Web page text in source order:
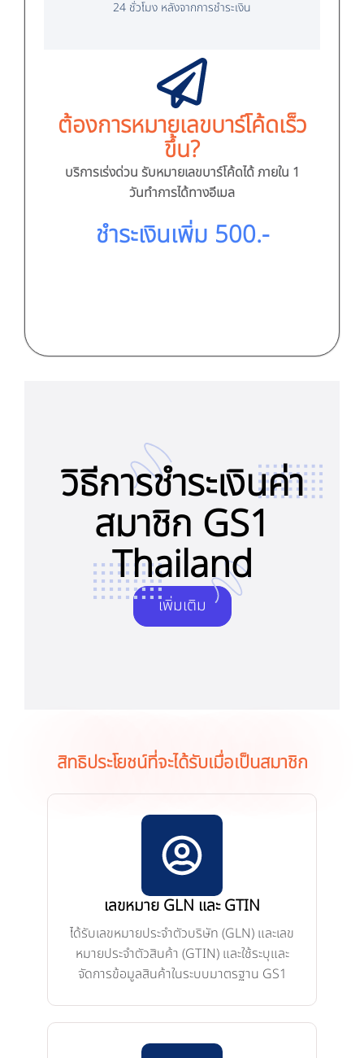
ต้องการหมายเลขบาร์โค้ดเร็ว
ขึ้น?
บริการเร่งด่วน รับหมายเลขบาร์โค้ดได้ภายใน 1
วันทำการได้ทางอีเมล
ชำระเงินเพิ่ม 500.-
24 ชั่วโมง หลังจากการชำระเงิน
วิธีการชำระเงินค่า
สมาชิก GS1
Thailand
เพิ่มเติม
สิทธิประโยชน์ที่จะได้รับเมื่อเป็นสมาชิก
เลขหมาย GLN และ GTIN
ได้รับเลขหมายประจำตัวบริษัท (GLN) และเลข
หมายประจำตัวสินค้า (GTIN) และใช้ระบุและ
จัดการข้อมูลสินค้าในระบบมาตรฐาน GS1